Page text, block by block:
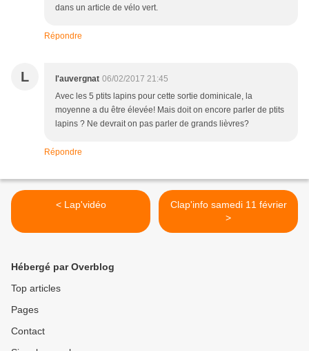
dans un article de vélo vert.
Répondre
L l'auvergnat 06/02/2017 21:45
Avec les 5 ptits lapins pour cette sortie dominicale, la
moyenne a du être élevée! Mais doit on encore parler de ptits
lapins ? Ne devrait on pas parler de grands lièvres?
Répondre
< Lap'vidéo
Clap'info samedi 11 février
>
Hébergé par Overblog
Top articles
Pages
Contact